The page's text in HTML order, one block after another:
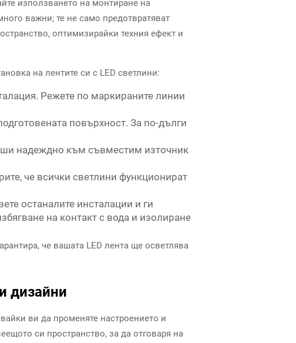
използването на монтиране на
важни; те не само предотвратяват
оптимизирайки техния ефект и
на лентите си с LED светлини:
Режете по маркираните линии
повърхност. За по-дълги
надеждно към съвместим източник
че всички светлини функционират
останалите инсталации и ги
на контакт с вода и изолиране
че вашата LED лента ще осветлява
дизайни
ви да променяте настроението и
си пространство, за да отговаря на